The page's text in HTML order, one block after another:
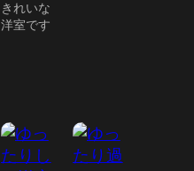
きれいな
洋室です